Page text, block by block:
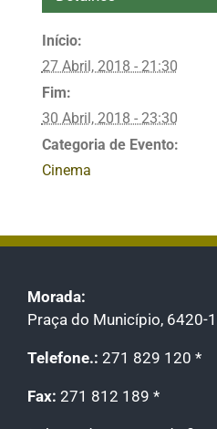
Início:
27 Abril, 2018 - 21:30
Fim:
30 Abril, 2018 - 23:30
Categoria de Evento:
Cinema
Morada:
Praça do Município, 6420-
Telefone.: 271 829 120 *
Fax: 271 812 189 *